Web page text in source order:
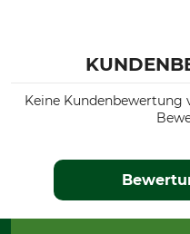
Keine Kundenbewertung